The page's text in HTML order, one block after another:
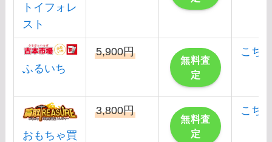
トイフォレ
スト
ふるいち
5,900円
無料査
定
こち
おもちゃ買
3,800円
無料査
定
こち